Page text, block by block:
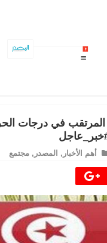
المرتقب في درجات
أهم الأخبار , المصدر , مجتمع